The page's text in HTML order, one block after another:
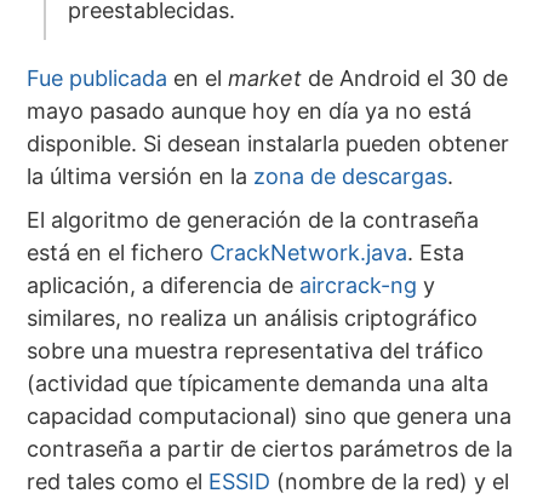
preestablecidas.
Fue publicada en elmarket de Android el 30 de
mayo pasado aunque hoy en día ya no está
disponible. Si desean instalarla pueden obtener
la última versión en la zona de descargas.
El algoritmo de generación de la contraseña
está en el fichero CrackNetwork.java. Esta
aplicación, a diferencia de aircrack-ng y
similares, no realiza un análisis criptográfico
sobre una muestra representativa del tráfico
(actividad que típicamente demanda una alta
capacidad computacional) sino que genera una
contraseña a partir de ciertos parámetros de la
red tales como el ESSID (nombre de la red) y el